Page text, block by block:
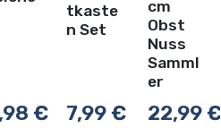
€
tkaste
n Set
7,99€
cm
Obst
Nuss
Samml
er
22,99€